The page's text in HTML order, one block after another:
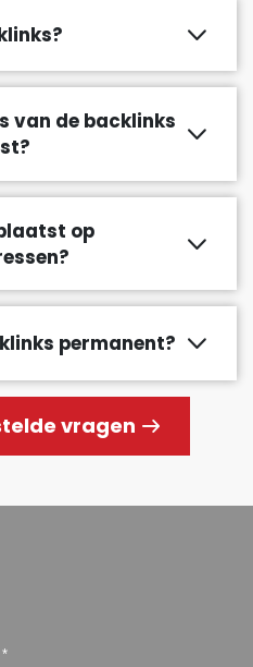
van de backlinks
op
permanent?
vragen